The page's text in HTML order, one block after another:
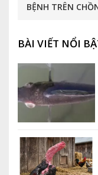
BỆNH TRÊN
BÀI VIẾT NỔI